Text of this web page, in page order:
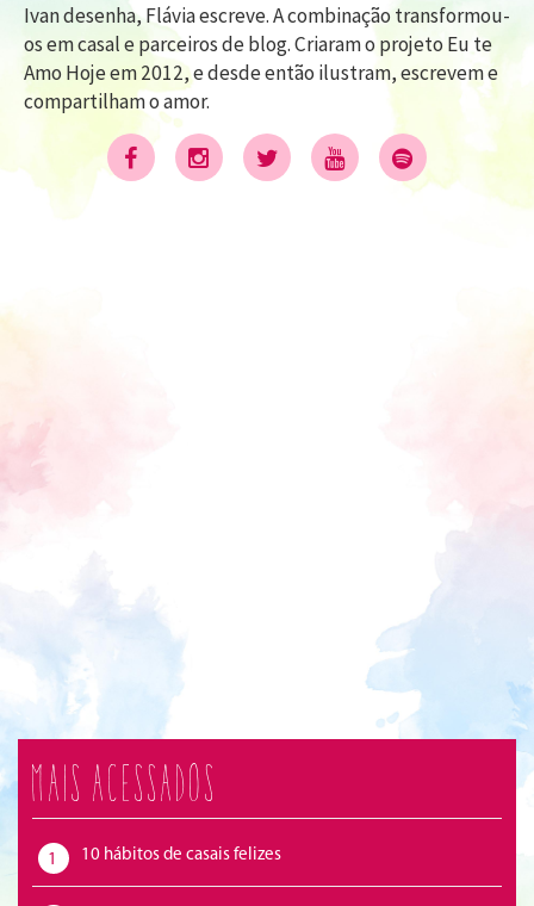
Ivan desenha, Flávia escreve. A combinação transformou-
os em casal e parceiros de blog. Criaram o projeto Eu te
Amo Hoje em 2012, e desde então ilustram, escrevem e
compartilham o amor.
Mais acessados
1 10 hábitos de casais felizes